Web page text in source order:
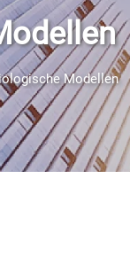
Modellen